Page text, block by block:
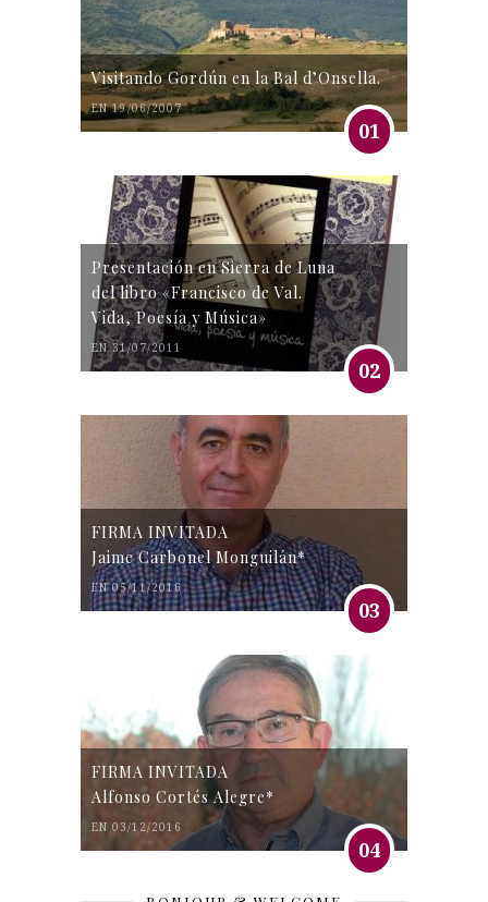
Visitando Gordún en la Bal d’Onsella.
EN 19/06/2007
01
Presentación en Sierra de Luna
del libro «Francisco de Val.
Vida, Poesía y Música»
EN 31/07/2011
02
FIRMA INVITADA
Jaime Carbonel Monguilán*
EN 05/11/2016
03
FIRMA INVITADA
Alfonso Cortés Alegre*
EN 03/12/2016
04